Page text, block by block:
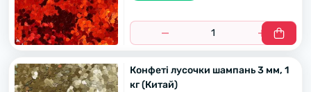
Конфеті лусочки шампань 3 мм, 1
кг (Китай)